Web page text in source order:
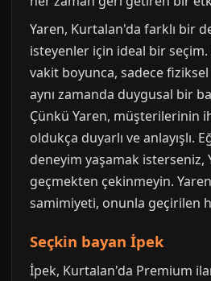
Yaren, Kurtalan'da farklı bir
isteyenler için ideal bir
vakit boyunca, sadece
aynı zamanda duygusal bir
Çünkü Yaren, müşterilerinin
oldukça duyarlı ve anlayışlı.
deneyim yaşamak isterseniz,
geçmekten çekinmeyin.
samimiyeti, onunla geçirilen
Seçkin bayan İpek
İpek, Kurtalan'da Premium